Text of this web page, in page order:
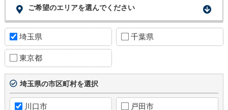
ご希望のエリアを選んでください
埼玉県 千葉県
東京都
埼玉県の市区町村を選択
川口市 戸田市